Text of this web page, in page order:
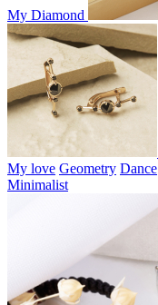
My Diamond
My love Geometry Dance
Minimalist